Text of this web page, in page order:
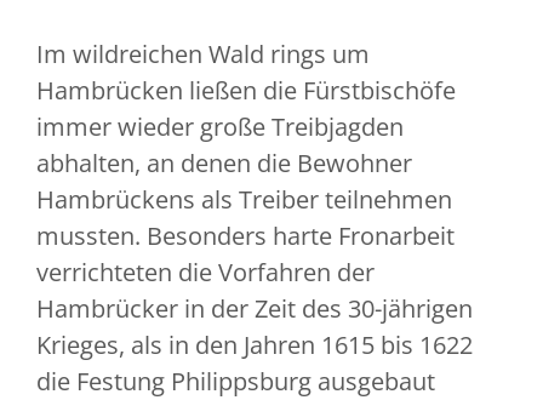
Im wildreichen Wald rings um
Hambrücken ließen die Fürstbischöfe
immer wieder große Treibjagden
abhalten, an denen die Bewohner
Hambrückens als Treiber teilnehmen
mussten. Besonders harte Fronarbeit
verrichteten die Vorfahren der
Hambrücker in der Zeit des 30-jährigen
Krieges, als in den Jahren 1615 bis 1622
die Festung Philippsburg ausgebaut